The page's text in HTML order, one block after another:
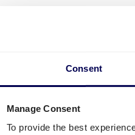
Consent
Manage Consent
To provide the best
by Amazon"